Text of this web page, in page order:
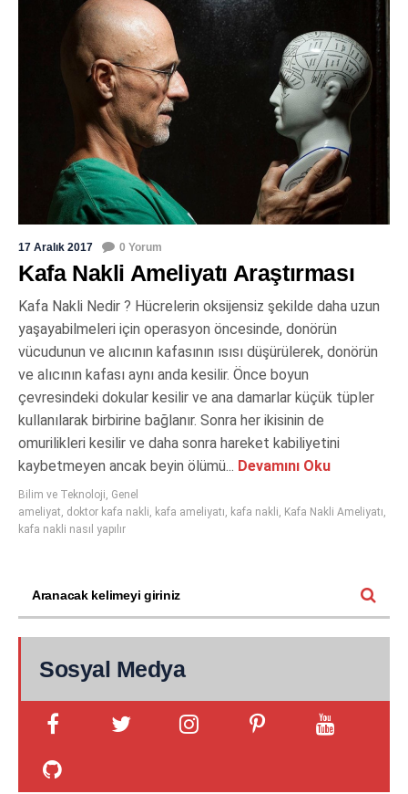
17 Aralık 2017 0 Yorum
Kafa Nakli Ameliyatı Araştırması
Kafa Nakli Nedir ? Hücrelerin oksijensiz şekilde daha uzun
yaşayabilmeleri için operasyon öncesinde, donörün
vücudunun ve alıcının kafasının ısısı düşürülerek, donörün
ve alıcının kafası aynı anda kesilir. Önce boyun
çevresindeki dokular kesilir ve ana damarlar küçük tüpler
kullanılarak birbirine bağlanır. Sonra her ikisinin de
omurilikleri kesilir ve daha sonra hareket kabiliyetini
kaybetmeyen ancak beyin ölümü... Devamını Oku
Bilim ve Teknoloji, Genel
ameliyat, doktor kafa nakli, kafa ameliyatı, kafa nakli, Kafa Nakli Ameliyatı,
kafa nakli nasıl yapılır
Sosyal Medya